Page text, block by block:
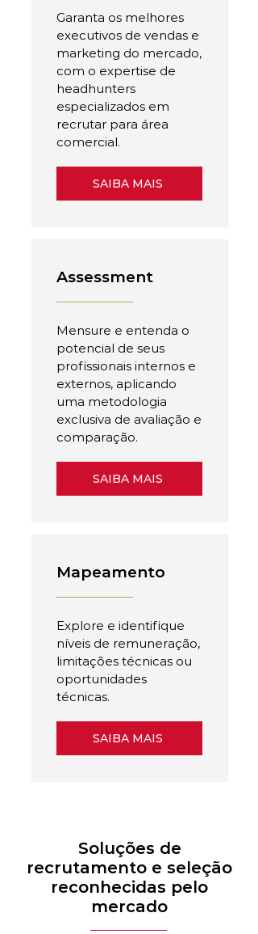
Garanta os melhores
executivos de vendas e
marketing do mercado,
com o expertise de
headhunters
especializados em
recrutar para área
comercial.
SAIBA MAIS
Assessment
Mensure e entenda o
potencial de seus
profissionais internos e
externos, aplicando
uma metodologia
exclusiva de avaliação e
comparação.
SAIBA MAIS
Mapeamento
Explore e identifique
níveis de remuneração,
limitações técnicas ou
oportunidades
técnicas.
SAIBA MAIS
Soluções de
recrutamento e seleção
reconhecidas pelo
mercado